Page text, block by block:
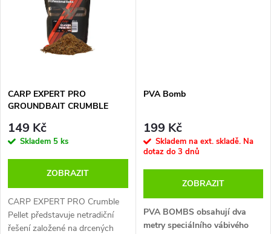
CARP EXPERT PRO
GROUNDBAIT CRUMBLE
800G
149 Kč
Skladem 5 ks
ZOBRAZIT
CARP EXPERT PRO Crumble
Pellet představuje netradiční
řešení založené na drcených
PVA Bomb
199 Kč
Skladem na ext. skladě. Na
dotaz do 3 dnů
ZOBRAZIT
PVA BOMBS obsahují dva
metry speciálního vábivého